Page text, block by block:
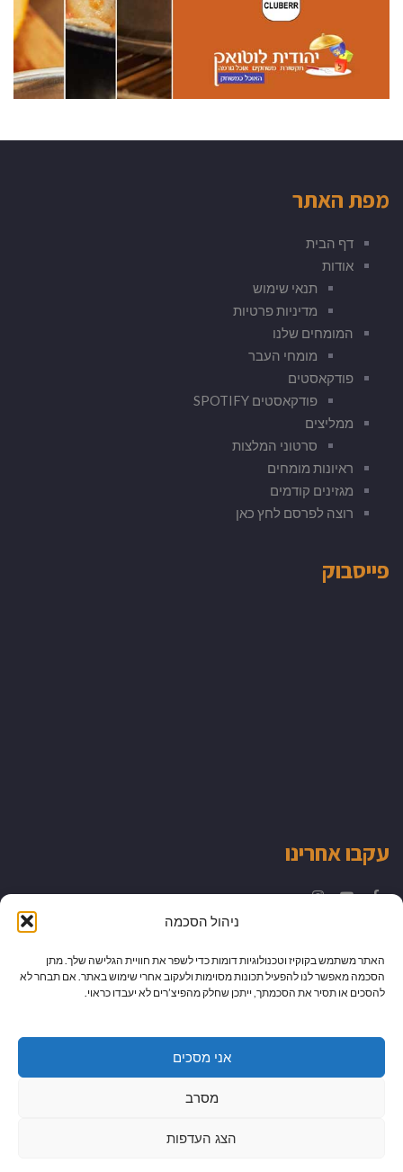
ניהול הסכמה
האתר משתמש בקוקיז וטכנולוגיות דומות כדי לשפר את חוויית הגלישה שלך. מתן
הסכמה מאפשר לנו להפעיל תכונות מסוימות ולעקוב אחרי שימוש באתר. אם תבחר לא
להסכים או תסיר את הסכמתך, ייתכן שחלק מהפיצ’רים לא יעבדו כראוי.
אני מסכים
מסרב
הצג העדפות
מפת האתר
דף הבית
אודות
תנאי שימוש
מדיניות פרטיות
המומחים שלנו
מומחי העבר
פודקאסטים
פודקאסטים SPOTIFY
ממליצים
סרטוני המלצות
ראיונות מומחים
מגזינים קודמים
רוצה לפרסם לחץ כאן
פייסבוק
עקבו אחרינו